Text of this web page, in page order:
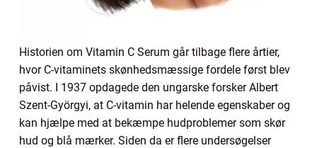
Historien om Vitamin C Serum går tilbage flere årtier,
hvor C-vitaminets skønhedsmæssige fordele først blev
påvist. I 1937 opdagede den ungarske forsker Albert
Szent-Györgyi, at C-vitamin har helende egenskaber og
kan hjælpe med at bekæmpe hudproblemer som skør
hud og blå mærker. Siden da er flere undersøgelser